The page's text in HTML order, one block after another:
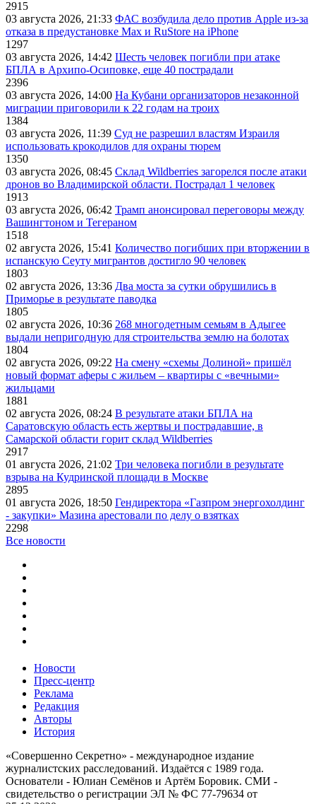
2915
03 августа 2026, 21:33 ФАС возбудила дело против Apple из-за
отказа в предустановке Max и RuStore на iPhone
1297
03 августа 2026, 14:42 Шесть человек погибли при атаке
БПЛА в Архипо-Осиповке, еще 40 пострадали
2396
03 августа 2026, 14:00 На Кубани организаторов незаконной
миграции приговорили к 22 годам на троих
1384
03 августа 2026, 11:39 Суд не разрешил властям Израиля
использовать крокодилов для охраны тюрем
1350
03 августа 2026, 08:45 Склад Wildberries загорелся после атаки
дронов во Владимирской области. Пострадал 1 человек
1913
03 августа 2026, 06:42 Трамп анонсировал переговоры между
Вашингтоном и Тегераном
1518
02 августа 2026, 15:41 Количество погибших при вторжении в
испанскую Сеуту мигрантов достигло 90 человек
1803
02 августа 2026, 13:36 Два моста за сутки обрушились в
Приморье в результате паводка
1805
02 августа 2026, 10:36 268 многодетным семьям в Адыгее
выдали непригодную для строительства землю на болотах
1804
02 августа 2026, 09:22 На смену «схемы Долиной» пришёл
новый формат аферы с жильем – квартиры с «вечными»
жильцами
1881
02 августа 2026, 08:24 В результате атаки БПЛА на
Саратовскую область есть жертвы и пострадавшие, в
Самарской области горит склад Wildberries
2917
01 августа 2026, 21:02 Три человека погибли в результате
взрыва на Кудринской площади в Москве
2895
01 августа 2026, 18:50 Гендиректора «Газпром энергохолдинг
- закупки» Мазина арестовали по делу о взятках
2298
Все новости
Новости
Пресс-центр
Реклама
Редакция
Авторы
История
«Совершенно Секретно» - международное издание
журналистских расследований. Издаётся с 1989 года.
Основатели - Юлиан Семёнов и Артём Боровик. CМИ -
свидетельство о регистрации ЭЛ № ФС 77-79634 от